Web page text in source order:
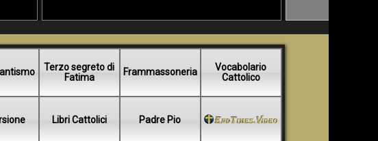
Terzo segreto di
Fatima
Frammassoneria
Vocabolario
Cattolico
Libri Cattolici Padre Pio